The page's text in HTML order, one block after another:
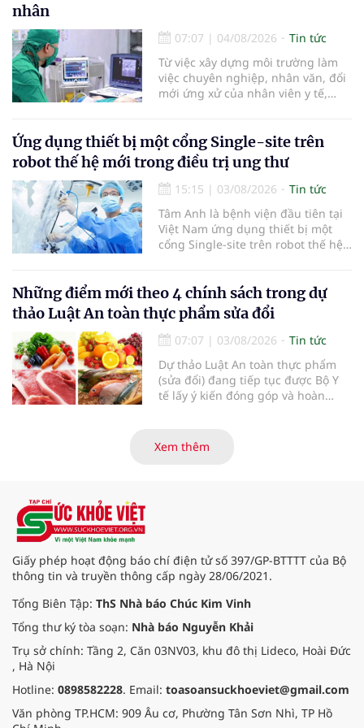
ở giai đoạn sớm, người bệnh được
bằng phẫu thuật robot thay vì phải
cắt bỏ toàn bộ quả thận như trước
đây.
nhân
07:07 | 04/08/2026
Tin tức
Từ việc xây dựng môi trường làm
việc chuyên nghiệp, nhân văn, đổi
mới ứng xử của nhân viên y tế,
đồng cảm, gắn kết cao giữa thầy
thuốc với bệnh nhân.
Ứng dụng thiết bị một cổng Single-site trên
robot thế hệ mới trong điều trị ung thư
15:15 | 03/08/2026
Tin tức
Tâm Anh là bệnh viện đầu tiên tại
Việt Nam ứng dụng thiết bị một
cổng Single-site trên robot thế hệ
Những điểm mới theo 4 chính sách trong dự
thảo Luật An toàn thực phẩm sửa đổi
07:07 | 03/08/2026
Tin tức
Dự thảo Luật An toàn thực phẩm
(sửa đổi) đang tiếp tục được Bộ Y
tế lấy ý kiến đóng góp và hoàn
cường hậu kiểm, ứng dụng chuyển
đổi số, kiểm soát nguy cơ theo toàn
Xem thêm
Giấy phép hoạt động báo chí điện tử số 397/GP-BTTTT của Bộ
thông tin và truyền thông cấp ngày 28/06/2021.
Tổng Biên Tập: ThS Nhà báo Chúc Kim Vinh
Tổng thư ký tòa soạn: Nhà báo Nguyễn Khải
Trụ sở chính: Tầng 2, Căn 03NV03, khu đô thị Lideco, Hoài Đức
, Hà Nội
Hotline: 0898582228. Email: toasoansuckhoeviet@gmail.com
Văn phòng TP.HCM: 909 Âu cơ, Phường Tân Sơn Nhì, TP Hồ